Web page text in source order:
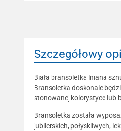
Szczegółowy
Biała bransoletka lniana
Bransoletka doskonale
stonowanej kolorystyce lub
Bransoletka została
jubilerskich, połyskliwych,